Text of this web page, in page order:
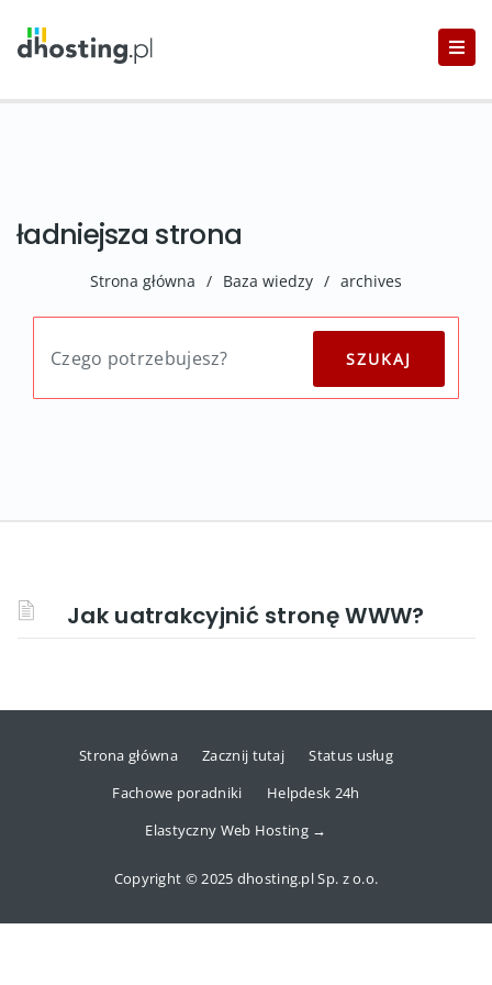
ładniejsza strona
Strona główna / Baza wiedzy / archives
Jak uatrakcyjnić stronę WWW?
Strona główna Zacznij tutaj
Status usług
Fachowe poradniki
Helpdesk 24h
Elastyczny Web Hosting →
Copyright © 2025 dhosting.pl Sp. z o.o.